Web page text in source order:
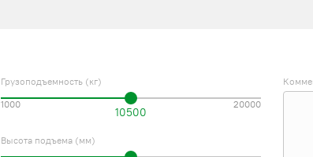
Грузоподъемность (кг)
10500
1000 20000
Высота подъема (мм)